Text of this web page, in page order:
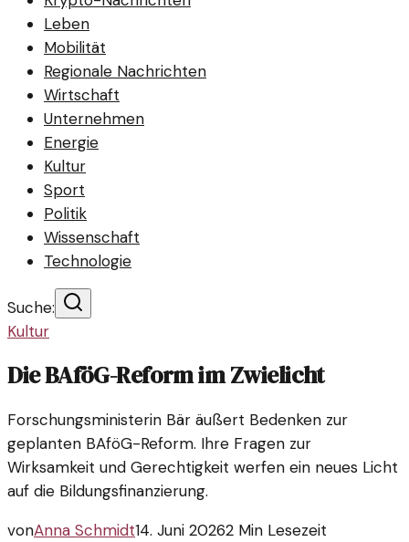
Leben
Mobilität
Regionale Nachrichten
Wirtschaft
Unternehmen
Energie
Kultur
Sport
Politik
Wissenschaft
Technologie
Suche:
Kultur
Die BAföG-Reform im Zwielicht
Forschungsministerin Bär äußert Bedenken zur
geplanten BAföG-Reform. Ihre Fragen zur
Wirksamkeit und Gerechtigkeit werfen ein neues Licht
auf die Bildungsfinanzierung.
vonAnna Schmidt14. Juni 20262 Min Lesezeit